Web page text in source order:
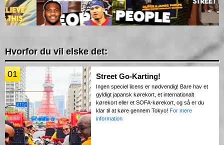
Hvorfor du vil elske det:
01 Street Go-Karting!
Ingen speciel licens er nødvendig! Bare hav et
gyldigt japansk kørekort, et internationalt
kørekort eller et SOFA-kørekort, og så er du
klar til at køre gennem Tokyo! For mere
information